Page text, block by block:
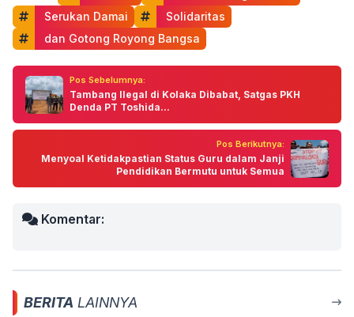
Serukan Damai
Solidaritas
dan Gotong Royong Bangsa
Pos Sebelumnya:
Tambang Ilegal di Kolaka Dibabat, Satgas PKH
Denda PT Toshida...
Pos Berikutnya:
Menyoal Ketidakpastian Status Guru dalam Janji
Pendidikan Bermutu untuk Semua
Komentar:
BERITA LAINNYA